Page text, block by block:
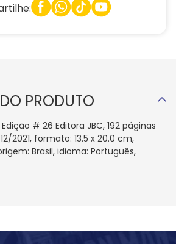
PRODUTO
# 26 Editora JBC, 192 páginas
2021, formato: 13.5 x 20.0 cm,
Brasil, idioma: Português,